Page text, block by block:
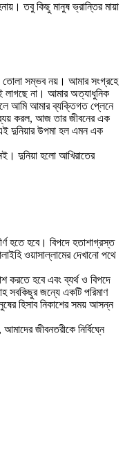
তবু কিছু মানুষ ভ্রান্তির মায়া
তোলা সম্ভব নয়। আমার সংগ্রহে
লাগছে না। আমার অত্যাধুনিক
আমি আমার ব্যক্তিগত প্লেনে
করল, আজ তার জীবনের এক
দুনিয়ার উপমা হল এমন এক
দুনিয়া হলো আখিরাতের
হতে হবে। বিপদে হতাশাগ্রস্ত
ওয়াসাল্লামের দেখানো পথে
হবে এবং ব্যর্থ ও বিপদে
সবকিছুর জন্যে একটি পরিমাণ
হিসাব নিকাশের সময় আসন্ন
জীবনতরীকে নির্বিঘ্নে